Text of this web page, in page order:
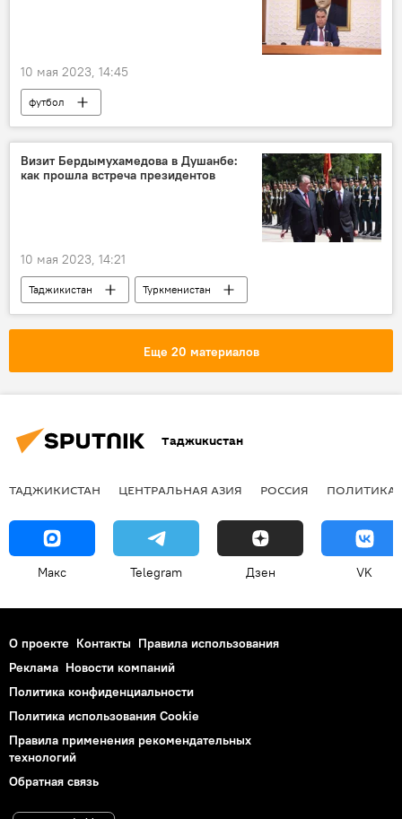
10 мая 2023, 14:45
футбол
Таджикистан: свежие новости спорта
Спорт
Таджикистан
Раджаб Ахмадзода
Новости Худжанда и Согдийской области
Визит Бердымухамедова в Душанбе:
как прошла встреча президентов
10 мая 2023, 14:21
Таджикистан
Туркменистан
Эмомали Рахмон
Сердар Бердымухамедов
Новости Душанбе
Еще 20 материалов
Таджикистан
ТАДЖИКИСТАН ЦЕНТРАЛЬНАЯ АЗИЯ РОССИЯ ПОЛИТИКА
Макс Telegram Дзен VK
О проекте Контакты Правила использования
Реклама Новости компаний
Политика конфиденциальности
Политика использования Cookie
Правила применения рекомендательных
технологий
Обратная связь